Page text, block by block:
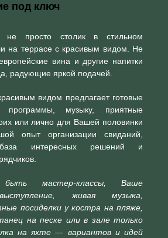
под ключ
не просто столик в стильном
на террасе с красивым видом. Не
вина и другие напитки
радующие яркой подачей.
видом предлагает готовые
программы, музыку, приятные
или лично для Вашей половинки
опыт организации свиданий,
база интересных решений и
мастер-классы, Ваше
живая музыка,
посиделки у костра на пляже,
на песке или в зале только
на яхте — вариантов и идей